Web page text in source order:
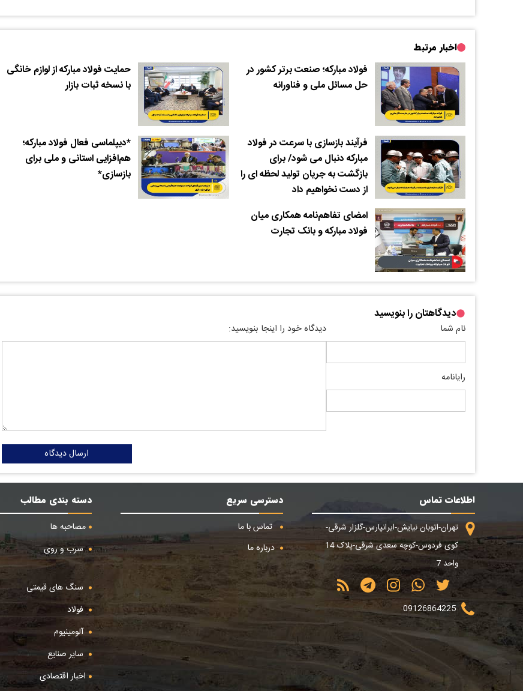
اخبار مرتبط
فولاد مبارکه؛ صنعت برتر کشور در
حل مسائل ملی و فناورانه
حمایت فولاد مبارکه از لوازم خانگی
با نسخه ثبات بازار
فرآیند بازسازی با سرعت در فولاد
مبارکه دنبال می شود/ برای
بازگشت به جریان تولید لحظه ای را
از دست نخواهیم داد
*دیپلماسی فعال فولاد مبارکه؛
هم‌افزایی استانی و ملی برای
بازسازی*
امضای تفاهم‌نامه همکاری میان
فولاد مبارکه و بانک تجارت
دیدگاهتان را بنویسید
نام شما
رایانامه
دیدگاه خود را اینجا بنویسید:
ارسال دیدگاه
اطلاعات تماس
تهران-اتوبان نیایش-ایرانپارس-گلزار شرقی-
کوی فردوس-کوچه سعدی شرقی-پلاک 14
واحد 7
09126864225
دسترسی سریع
تماس با ما
درباره ما
دسته بندی مطالب
مصاحبه ها
سرب و روی
سنگ های قیمتی
فولاد
آلومینیوم
سایر صنایع
اخبار اقتصادی